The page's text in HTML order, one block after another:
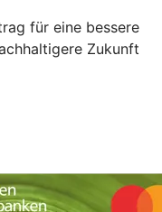
für eine bessere
Zukunft